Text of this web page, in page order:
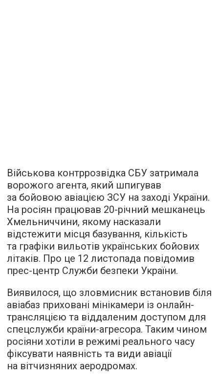
Військова контррозвідка СБУ затримала
ворожого агента, який шпигував
за бойовою авіацією ЗСУ на заході України.
На росіян працював 20-річний мешканець
Хмельниччини, якому насказали
відстежити місця базування, кількість
та графіки вильотів українських бойових
літаків. Про це 12 листопада повідомив
прес-центр Служби безпеки України.
Виявилося, що зловмисник встановив біля
авіабаз приховані мінікамери із онлайн-
трансляцією та віддаленим доступом для
спецслужби країни-агресора. Таким чином
росіяни хотіли в режимі реального часу
фіксувати наявність та види авіації
на вітчизняних аеродромах.